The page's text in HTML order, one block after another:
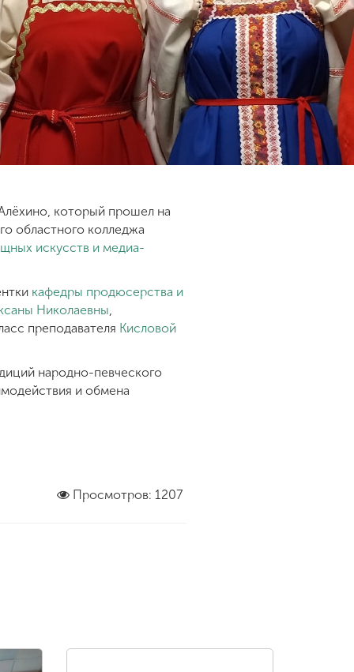
который прошел на
областного колледжа
искусств и медиа-
кафедры продюсерства и
Николаевны,
преподавателя Кисловой
народно-певческого
и обмена
Просмотров: 1207